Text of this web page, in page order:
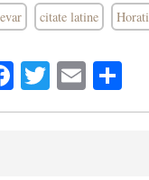
citate latine
Facebook
Twitter
Email